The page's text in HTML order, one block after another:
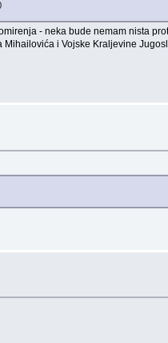
- neka bude nemam nista
i Vojske Kraljevine